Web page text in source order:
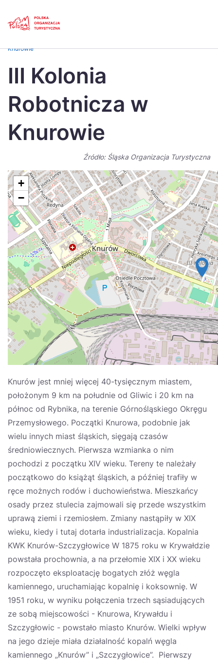
Dansk
Italiano
日本
Português
Suomi
Україна
Zamknij
Knurowie
III Kolonia
Robotnicza w
Knurowie
Źródło: Śląska Organizacja Turystyczna
+
−
Knurów jest mniej więcej 40-tysięcznym miastem,
położonym 9 km na południe od Gliwic i 20 km na
północ od Rybnika, na terenie Górnośląskiego Okręgu
Przemysłowego. Początki Knurowa, podobnie jak
wielu innych miast śląskich, sięgają czasów
średniowiecznych. Pierwsza wzmianka o nim
pochodzi z początku XIV wieku. Tereny te należały
początkowo do książąt śląskich, a później trafiły w
ręce możnych rodów i duchowieństwa. Mieszkańcy
osady przez stulecia zajmowali się przede wszystkim
uprawą ziemi i rzemiosłem. Zmiany nastąpiły w XIX
wieku, kiedy i tutaj dotarła industrializacja. Kopalnia
KWK Knurów-Szczygłowice W 1875 roku w Krywałdzie
powstała prochownia, a na przełomie XIX i XX wieku
rozpoczęto eksploatację bogatych złóż węgla
kamiennego, uruchamiając kopalnię i koksownię. W
1951 roku, w wyniku połączenia trzech sąsiadujących
ze sobą miejscowości - Knurowa, Krywałdu i
Szczygłowic - powstało miasto Knurów. Wielki wpływ
na jego dzieje miała działalność kopalń węgla
kamiennego „Knurów” i „Szczygłowice”. Pierwszy